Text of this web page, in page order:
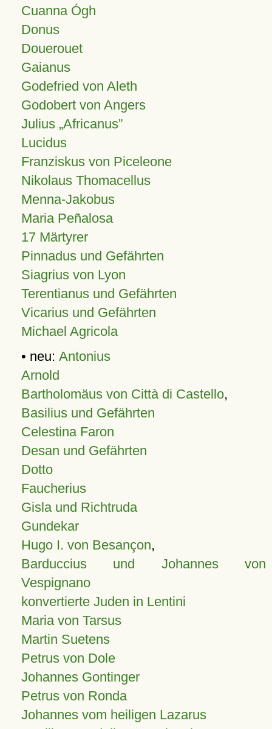
Cuanna Ógh
Donus
Douerouet
Gaianus
Godefried von Aleth
Godobert von Angers
Julius Africanus
Lucidus
Franziskus von Piceleone
Nikolaus Thomacellus
Menna-Jakobus
Maria Peñalosa
17 Märtyrer
Pinnadus und Gefährten
Siagrius von Lyon
Terentianus und Gefährten
Vicarius und Gefährten
Michael Agricola
• neu: Antonius
Arnold
Bartholomäus von Città di Castello,
Basilius und Gefährten
Celestina Faron
Desan und Gefährten
Dotto
Faucherius
Gisla und Richtruda
Gundekar
Hugo I. von Besançon,
Barduccius und Johannes von
Vespignano
konvertierte Juden in Lentini
Maria von Tarsus
Martin Suetens
Petrus von Dole
Johannes Gontinger
Petrus von Ronda
Johannes vom heiligen Lazarus